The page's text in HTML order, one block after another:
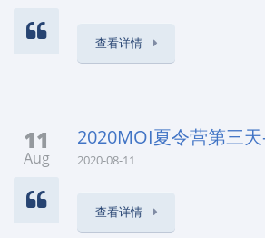
查看详情
11
Aug
2020MOI夏令营第三天
2020-08-11
查看详情